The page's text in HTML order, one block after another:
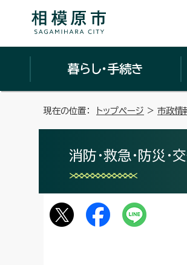
暮らし・手続き
現在の位置： トップページ > 市政情
消防・救急・防災・